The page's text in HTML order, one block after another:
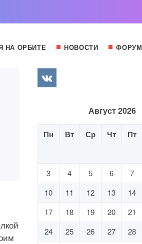
НА ОРБИТЕ НОВОСТИ ФОРУМ
Август 2026
Пн Вт Ср Чт Пт
3
4 5 6 7
10
11 12 13 14
17
18 19 20 21
24
25 26 27 28